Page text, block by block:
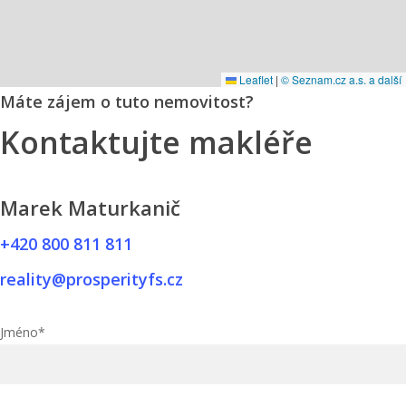
Leaflet | © Seznam.cz a.s. a další
Máte zájem o tuto nemovitost?
Kontaktujte makléře
Marek Maturkanič
+420 800 811 811
reality@prosperityfs.cz
Jméno*